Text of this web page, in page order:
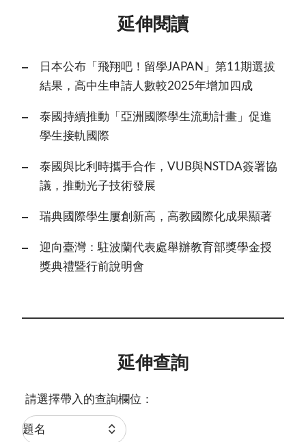
延伸閱讀
日本公布「飛翔吧！留學JAPAN」第11期選拔
結果，高中生申請人數較2025年增加四成
泰國持續推動「亞洲國際學生流動計畫」促進
學生接軌國際
泰國與比利時攜手合作，VUB與NSTDA簽署協
議，推動光子技術發展
瑞典國際學生屢創新高，高教國際化成果顯著
迎向臺灣：駐波蘭代表處舉辦教育部獎學金授
獎典禮暨行前說明會
延伸查詢
請選擇帶入的查詢欄位：